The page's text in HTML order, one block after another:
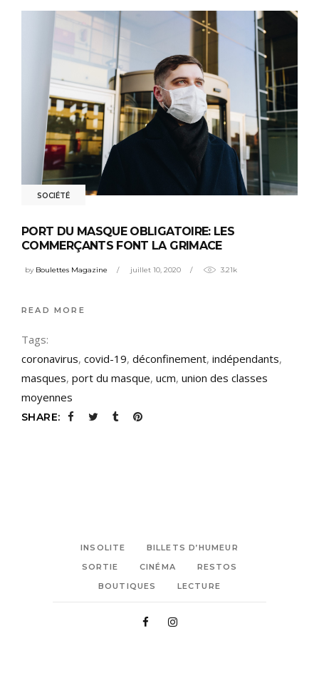
SOCIÉTÉ
PORT DU MASQUE OBLIGATOIRE: LES
COMMERÇANTS FONT LA GRIMACE
by Boulettes Magazine juillet 10, 2020 3.21k
READ MORE
Tags:
coronavirus, covid-19, déconfinement, indépendants,
masques, port du masque, ucm, union des classes
moyennes
SHARE:
INSOLITE
BILLETS D’HUMEUR
SORTIE
CINÉMA
RESTOS
BOUTIQUES
LECTURE